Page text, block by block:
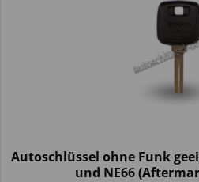
Autoschlüssel ohne Funk
und NE66